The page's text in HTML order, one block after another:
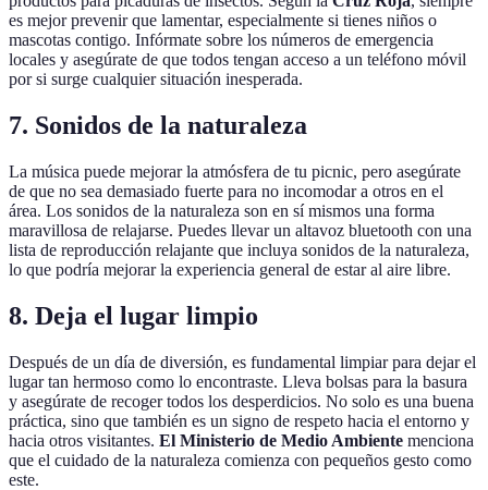
es mejor prevenir que lamentar, especialmente si tienes niños o
mascotas contigo. Infórmate sobre los números de emergencia
locales y asegúrate de que todos tengan acceso a un teléfono móvil
por si surge cualquier situación inesperada.
7. Sonidos de la naturaleza
La música puede mejorar la atmósfera de tu picnic, pero asegúrate
de que no sea demasiado fuerte para no incomodar a otros en el
área. Los sonidos de la naturaleza son en sí mismos una forma
maravillosa de relajarse. Puedes llevar un altavoz bluetooth con una
lista de reproducción relajante que incluya sonidos de la naturaleza,
lo que podría mejorar la experiencia general de estar al aire libre.
8. Deja el lugar limpio
Después de un día de diversión, es fundamental limpiar para dejar el
lugar tan hermoso como lo encontraste. Lleva bolsas para la basura
y asegúrate de recoger todos los desperdicios. No solo es una buena
práctica, sino que también es un signo de respeto hacia el entorno y
hacia otros visitantes. El Ministerio de Medio Ambiente menciona
que el cuidado de la naturaleza comienza con pequeños gesto como
este.